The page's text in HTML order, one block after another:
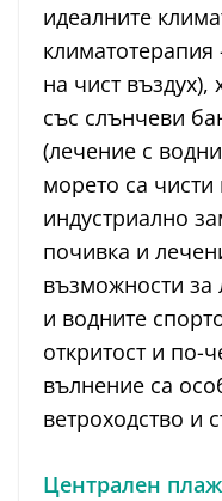
идеалните
на чист въздух),
със слънчеви
(лечение с
морето са чисти
индустриално
почивка и
възможности за
и водните
откритост и по-
вълнение са
ветроходство и
Централен плаж